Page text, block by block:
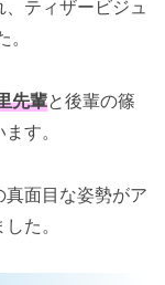
ティザービジュ
先輩と後輩の篠
す。
面目な姿勢がア
た。